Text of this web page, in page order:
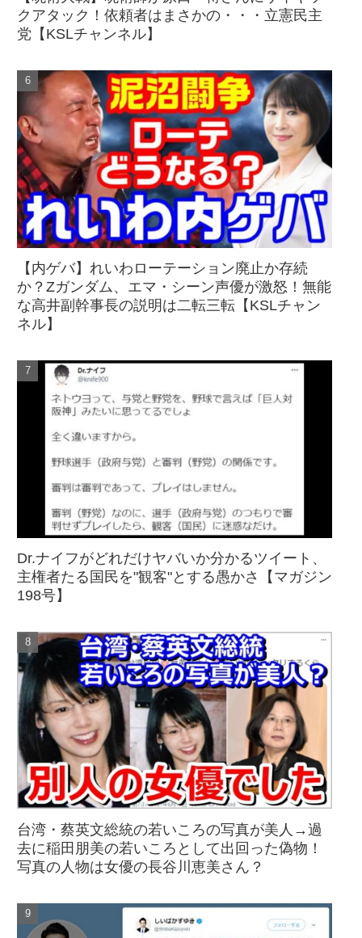
クアタック！依頼者はまさかの・・・立憲民主
党【KSLチャンネル】
【内ゲバ】れいわローテーション廃止か存続
か？Zガンダム、エマ・シーン声優が激怒！無能
な高井副幹事長の説明は二転三転【KSLチャン
ネル】
Dr.ナイフがどれだけヤバいか分かるツイート、
主権者たる国民を"観客"とする愚かさ【マガジン
198号】
台湾・蔡英文総統の若いころの写真が美人→過
去に稲田朋美の若いころとして出回った偽物！
写真の人物は女優の長谷川恵美さん？